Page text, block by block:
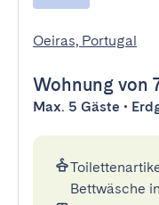
Oeiras, Portugal
Wohnung von
Max. 5 Gäste •
Bettwäsche